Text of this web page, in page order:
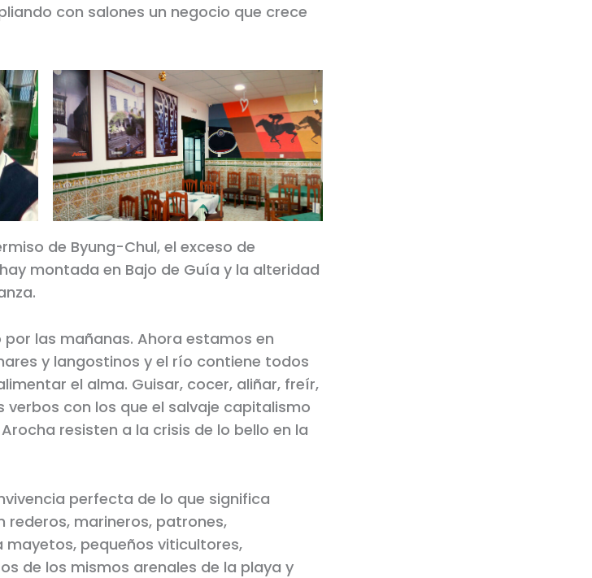
con salones un negocio que crece
de Byung-Chul, el exceso de
montada en Bajo de Guía y la alteridad
las mañanas. Ahora estamos en
y langostinos y el río contiene todos
el alma. Guisar, cocer, aliñar, freír,
verbos con los que el salvaje capitalismo
resisten a la crisis de lo bello en la
perfecta de lo que significa
rederos, marineros, patrones,
pequeños viticultores,
de los mismos arenales de la playa y